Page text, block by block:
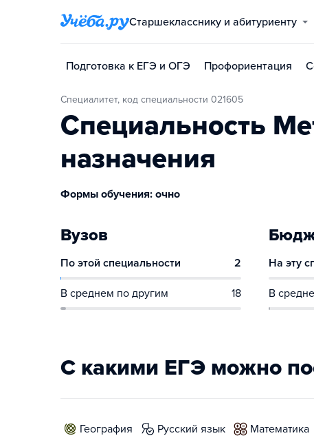
Старшекласснику и абитуриенту
Подготовка к ЕГЭ и ОГЭ Профориентация
Специалитет, код специальности 021605
Специальность
назначения
Формы обучения: очно
Вузов
По этой специальности 2
В среднем по другим 18
На эту
В
С какими ЕГЭ можно
география русский язык математика